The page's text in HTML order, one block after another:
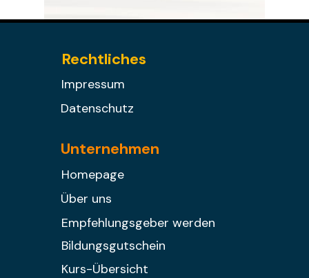
Rechtliches
Unternehmen
Impressum
Datenschutz
Homepage
Über uns
Kurs-Übersicht
Bildungsgutschein
Empfehlungsgeber werden